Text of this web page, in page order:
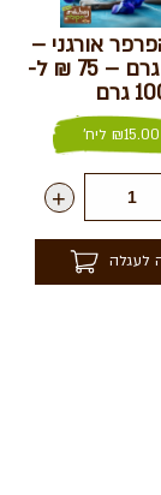
אורגני –
ארוז 20 גרם – 75 ₪ ל-
גרם
₪15.00 ליח'
+
לעגלה